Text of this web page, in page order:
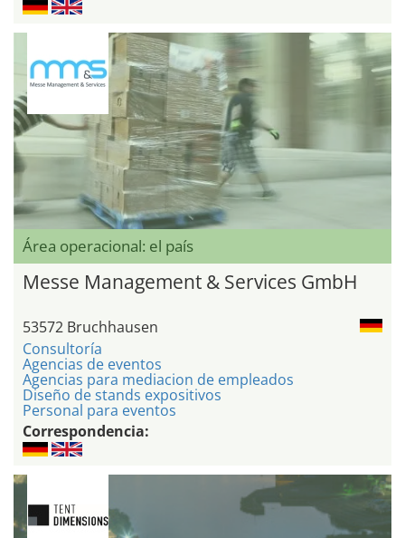
Área operacional: el país
Messe Management & Services GmbH
53572 Bruchhausen
Consultoría
Agencias de eventos
Agencias para mediacion de empleados
Diseño de stands expositivos
Personal para eventos
Correspondencia: